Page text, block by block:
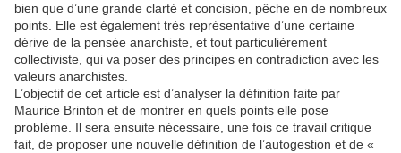
bien que d’une grande clarté et concision, pêche en de nombreux
points. Elle est également très représentative d’une certaine
dérive de la pensée anarchiste, et tout particulièrement
collectiviste, qui va poser des principes en contradiction avec les
valeurs anarchistes.
L’objectif de cet article est d’analyser la définition faite par
Maurice Brinton et de montrer en quels points elle pose
problème. Il sera ensuite nécessaire, une fois ce travail critique
fait, de proposer une nouvelle définition de l’autogestion et de «